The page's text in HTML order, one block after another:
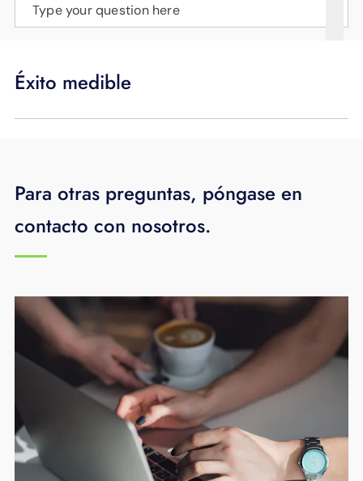
Type your question here
Éxito medible
Para otras preguntas, póngase en
contacto con nosotros.